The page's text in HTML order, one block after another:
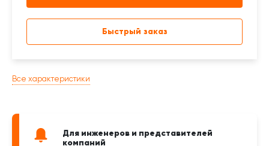
Все характеристики
Для инженеров и представителей
компаний
Быстрый заказ